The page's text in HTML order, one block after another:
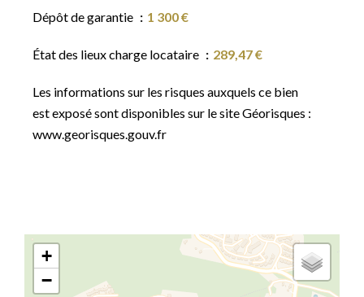
Dépôt de garantie 1 300 €
État des lieux charge locataire 289,47 €
Les informations sur les risques auxquels ce bien
est exposé sont disponibles sur le site Géorisques :
www.georisques.gouv.fr
+
−